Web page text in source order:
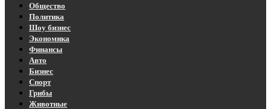
Общество
Политика
Шоу бизнес
Экономика
Финансы
Авто
Бизнес
Спорт
Грибы
Животные